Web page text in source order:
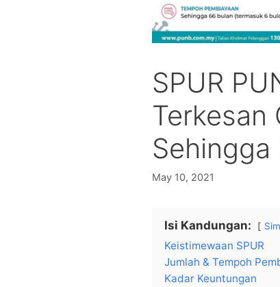
SPUR
Terkesan
Sehingga
May 10, 2021
Isi Kandungan:
Keistimewaan SPUR
Jumlah & Tempoh
Kadar Keuntungan